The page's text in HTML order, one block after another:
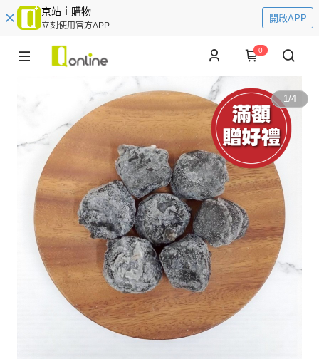
京站ｉ購物
立刻使用官方APP
開啟APP
0
1/4